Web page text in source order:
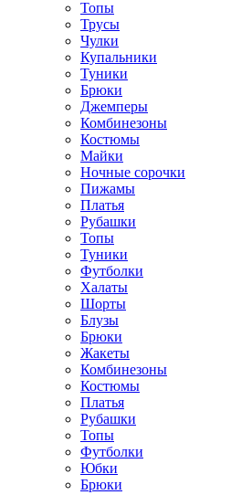
Топы
Трусы
Чулки
Купальники
Туники
Брюки
Джемперы
Комбинезоны
Костюмы
Майки
Ночные сорочки
Пижамы
Платья
Рубашки
Топы
Туники
Футболки
Халаты
Шорты
Блузы
Брюки
Жакеты
Комбинезоны
Костюмы
Платья
Рубашки
Топы
Футболки
Юбки
Брюки